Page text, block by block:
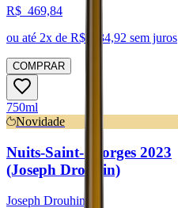
R$ 469,84
ou até 2x de R$ 234,92 sem juros
COMPRAR
750ml
Novidade
Nuits-Saint-Georges 2023
(Joseph Drouhin)
Joseph Drouhin